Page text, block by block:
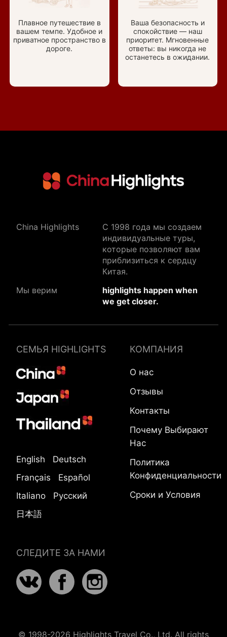
Плавное путешествие в
вашем темпе. Удобное и
приватное пространство в
дороге.
Ваша безопасность и
спокойствие — наш
приоритет. Мгновенные
ответы: вы никогда не
останетесь в ожидании.
China Highlights
C 1998 года мы создаем
индивидуальные туры,
которые позволяют вам
приблизиться к сердцу
Китая.
Мы верим
highlights happen when
we get closer.
СЕМЬЯ HIGHLIGHTS
English
Deutsch
Français
Español
Italiano
Русский
日本語
СЛЕДИТЕ ЗА НАМИ
КОМПАНИЯ
О нас
Отзывы
Контакты
Почему Выбирают
Нас
Политика
Конфиденциальности
Сроки и Условия
© 1998-2026 Highlights Travel Co., Ltd. All rights